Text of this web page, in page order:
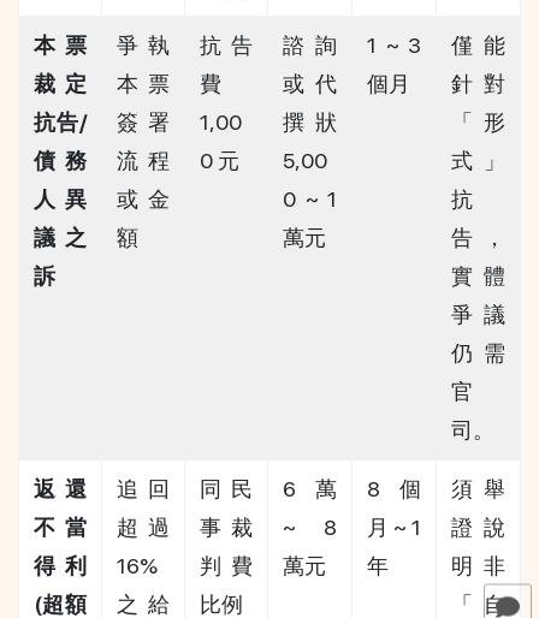
本票
裁定
抗告/
債務
人異
議之
訴
爭執
本票
簽署
流程
或金
額
抗告
費
1,00
0 元
諮詢
或代
撰狀
5,00
0 ~ 1
萬元
1 ~ 3
個月
僅能
針對
「形
式」
抗
告，
實體
爭議
仍需
官
司。
返還
不當
得利
(超額
追回
超過
16%
之給
同民
事裁
判費
比例
6 萬
~ 8
萬元
8 個
月 ~ 1
年
須舉
證說
明非
「自